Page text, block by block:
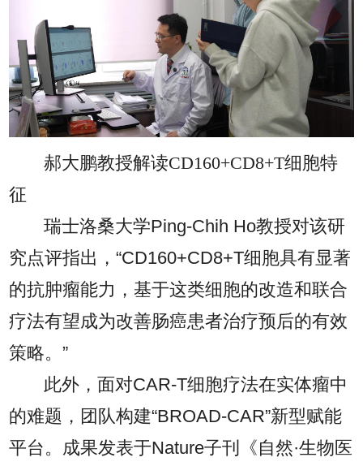
郝大鹏教授解读CD160+CD8+T细胞特
征
瑞士洛桑大学Ping-Chih Ho教授对该研
究点评指出，“CD160+CD8+T细胞具有显著
的抗肿瘤能力，基于这类细胞的改造和联合
疗法有望成为改善肠癌患者治疗预后的有效
策略。”
此外，面对CAR-T细胞疗法在实体瘤中
的难题，团队构建“BROAD-CAR”新型赋能
平台。成果发表于Nature子刊《自然·生物医